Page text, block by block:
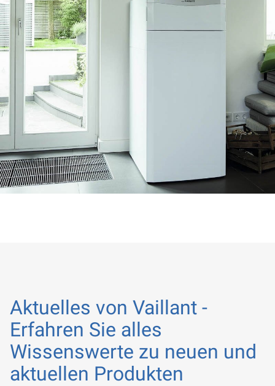
Aktuelles von Vaillant -
Erfahren Sie alles
Wissenswerte zu neuen und
aktuellen Produkten